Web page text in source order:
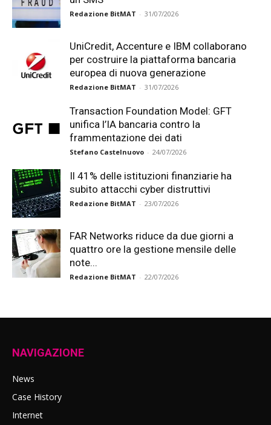
Redazione BitMAT - 31/07/2026
UniCredit, Accenture e IBM collaborano
per costruire la piattaforma bancaria
europea di nuova generazione
Redazione BitMAT - 31/07/2026
Transaction Foundation Model: GFT
unifica l’IA bancaria contro la
frammentazione dei dati
Stefano Castelnuovo - 24/07/2026
Il 41% delle istituzioni finanziarie ha
subito attacchi cyber distruttivi
Redazione BitMAT - 23/07/2026
FAR Networks riduce da due giorni a
quattro ore la gestione mensile delle
note...
Redazione BitMAT - 22/07/2026
NAVIGAZIONE
News
Case History
Internet